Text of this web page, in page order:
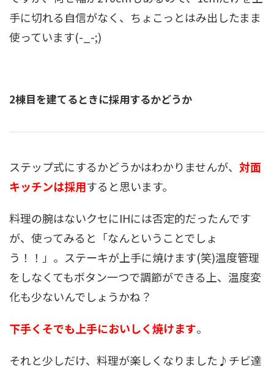
手に切れる自信がなく、ちょこっとはみ出したまま
使っています(-_-;)
2棟目を建てるときに採用するかどうか
ステップ式にするかどうかはわかりませんが、 対面
キッチンは採用すると思います。
料理の腕はないクセにIHには否定的だったんです
が、使ってみると「なんということでしょ
う！！」。ステーキが上手に焼けます(笑)温度管理
をしなくてもボタン一つで調節ができる上、温度変
化も少ないんでしょうかね？
下手くそでも上手においしく焼けます。
それと少しだけ、料理が楽しくなりました♪チビ達